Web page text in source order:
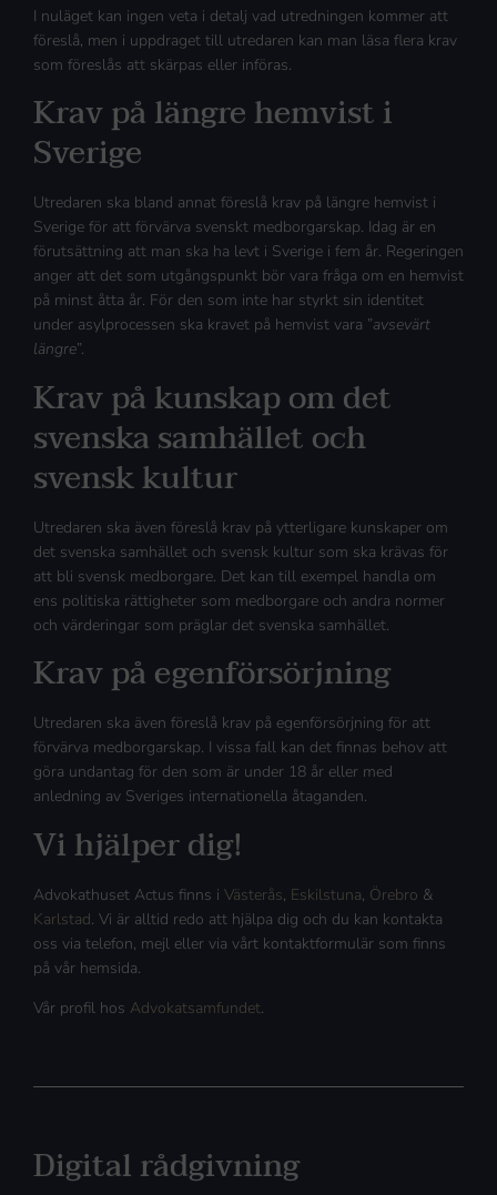
I nuläget kan ingen veta i detalj vad utredningen kommer att
föreslå, men i uppdraget till utredaren kan man läsa flera krav
som föreslås att skärpas eller införas.
Krav på längre hemvist i
Sverige
Utredaren ska bland annat föreslå krav på längre hemvist i
Sverige för att förvärva svenskt medborgarskap. Idag är en
förutsättning att man ska ha levt i Sverige i fem år. Regeringen
anger att det som utgångspunkt bör vara fråga om en hemvist
på minst åtta år. För den som inte har styrkt sin identitet
under asylprocessen ska kravet på hemvist vara ”avsevärt
längre”.
Krav på kunskap om det
svenska samhället och
svensk kultur
Utredaren ska även föreslå krav på ytterligare kunskaper om
det svenska samhället och svensk kultur som ska krävas för
att bli svensk medborgare. Det kan till exempel handla om
ens politiska rättigheter som medborgare och andra normer
och värderingar som präglar det svenska samhället.
Krav på egenförsörjning
Utredaren ska även föreslå krav på egenförsörjning för att
förvärva medborgarskap. I vissa fall kan det finnas behov att
göra undantag för den som är under 18 år eller med
anledning av Sveriges internationella åtaganden.
Vi hjälper dig!
Advokathuset Actus finns i Västerås, Eskilstuna, Örebro &
Karlstad. Vi är alltid redo att hjälpa dig och du kan kontakta
oss via telefon, mejl eller via vårt kontaktformulär som finns
på vår hemsida.
Vår profil hos Advokatsamfundet.
Digital rådgivning